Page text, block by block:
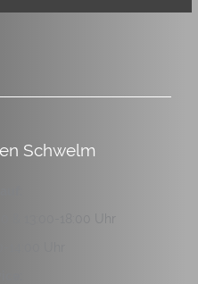
Schwelm
& 13:00-18:00 Uhr